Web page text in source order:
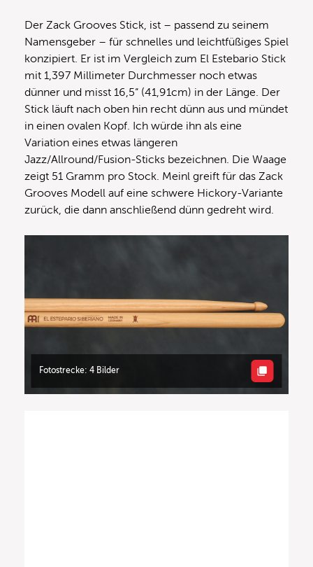
Der Zack Grooves Stick, ist – passend zu seinem
Namensgeber – für schnelles und leichtfüßiges Spiel
konzipiert. Er ist im Vergleich zum El Estebario Stick
mit 1,397 Millimeter Durchmesser noch etwas
dünner und misst 16,5“ (41,91cm) in der Länge. Der
Stick läuft nach oben hin recht dünn aus und mündet
in einen ovalen Kopf. Ich würde ihn als eine
Variation eines etwas längeren
Jazz/Allround/Fusion-Sticks bezeichnen. Die Waage
zeigt 51 Gramm pro Stock. Meinl greift für das Zack
Grooves Modell auf eine schwere Hickory-Variante
zurück, die dann anschließend dünn gedreht wird.
Fotostrecke: 4 Bilder